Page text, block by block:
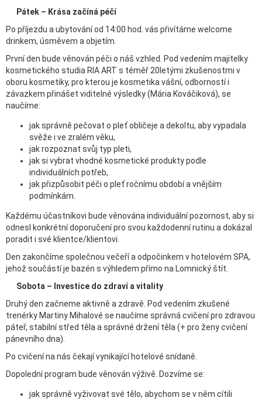
Pátek – Krása začíná péčí
Po příjezdu a ubytování od 14:00 hod. vás přivítáme welcome
drinkem, úsměvem a objetím.
První den bude věnován péči o náš vzhled. Pod vedením majitelky
kosmetického studia RIA ART s téměř 20letými zkušenostmi v
oboru kosmetiky, pro kterou je kosmetika vášní, odborností i
závazkem přinášet viditelné výsledky (Mária Kováčiková), se
naučíme:
jak správně pečovat o pleť obličeje a dekoltu, aby vypadala
svěže i ve zralém věku,
jak rozpoznat svůj typ pleti,
jak si vybrat vhodné kosmetické produkty podle
individuálních potřeb,
jak přizpůsobit péči o pleť ročnímu období a vnějším
podmínkám.
Každému účastníkovi bude věnována individuální pozornost, aby si
odnesl konkrétní doporučení pro svou každodenní rutinu a dokázal
poradit i své klientce/klientovi.
Den zakončíme společnou večeří a odpočinkem v hotelovém SPA,
jehož součástí je bazén s výhledem přímo na Lomnický štít.
Sobota – Investice do zdraví a vitality
Druhý den začneme aktivně a zdravě. Pod vedením zkušené
trenérky Martiny Mihalové se naučíme správná cvičení pro zdravou
páteř, stabilní střed těla a správné držení těla (+ pro ženy cvičení
pánevního dna).
Po cvičení na nás čekají vynikající hotelové snídaně.
Dopolední program bude věnován výživě. Dozvíme se:
jak správně vyživovat své tělo, abychom se v něm cítili